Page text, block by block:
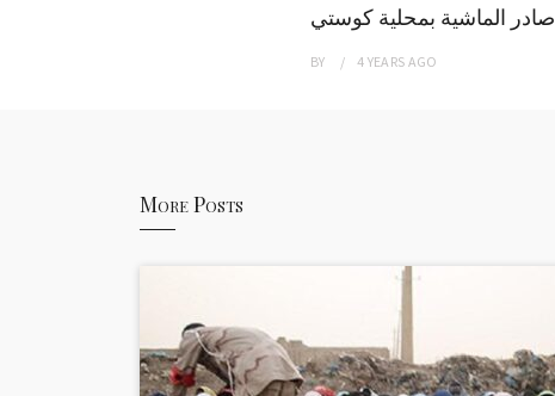
صادر الماشية بمحلية كوستي
BY 4 YEARS AGO
More Posts